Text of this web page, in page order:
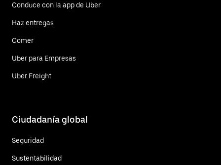
Conduce con la app de Uber
Haz entregas
Comer
Uber para Empresas
Uber Freight
Ciudadanía global
Seguridad
Sustentabilidad